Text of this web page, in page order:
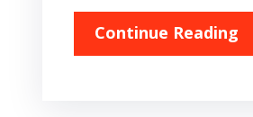
Continue Reading